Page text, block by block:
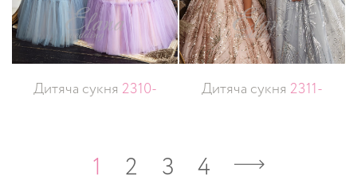
Дитяча сукня 2310- Дитяча сукня 2311-
1 2 3 4